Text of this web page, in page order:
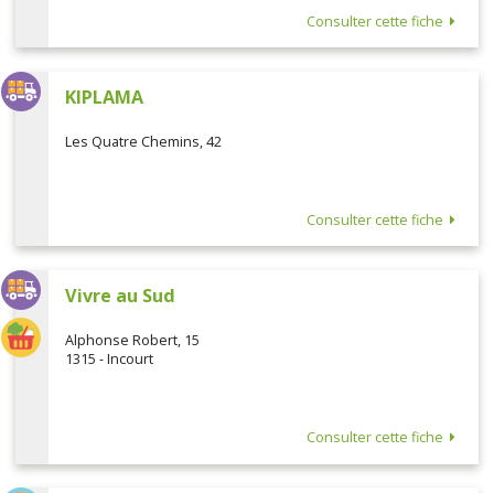
Consulter cette fiche
KIPLAMA
Les Quatre Chemins, 42
Consulter cette fiche
Vivre au Sud
Alphonse Robert, 15
1315 - Incourt
Consulter cette fiche